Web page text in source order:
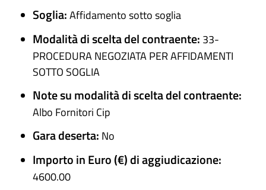
Soglia:Affidamento sotto soglia
Modalità di scelta del contraente: 33-
PROCEDURA NEGOZIATA PER AFFIDAMENTI
SOTTO SOGLIA
Note su modalità di scelta del contraente:
Albo Fornitori Cip
Gara deserta: No
Importo in Euro (€) di aggiudicazione:
4600.00